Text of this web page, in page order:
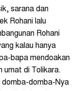
sarana dan
Rohani lalu
Rohani
kalau hanya
bapa mendoakan
umat di Tolikara.
domba-domba-Nya